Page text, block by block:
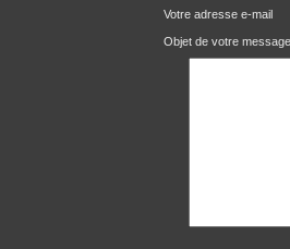
Votre adresse e-mail
Objet de votre message